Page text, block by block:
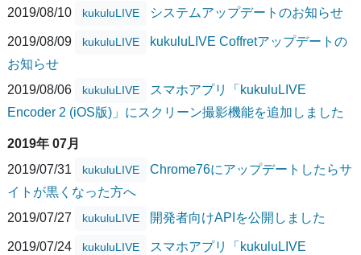
2019/08/10 kukuluLIVE システムアップデートのお知らせ
2019/08/09 kukuluLIVE
kukuluLIVE Coffretアップデートの
お知らせ
2019/08/06
kukuluLIVE
スマホアプリ「kukuluLIVE
Encoder 2 (iOS版)」にスクリーン撮影機能を追加しました
2019年 07月
2019/07/31
kukuluLIVE
Chrome76にアップデートしたらサ
イトが黒くなった方へ
2019/07/27
kukuluLIVE 開発者向けAPIを公開しました
2019/07/24 kukuluLIVE
スマホアプリ「kukuluLIVE